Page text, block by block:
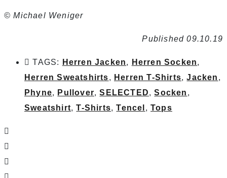
© Michael Weniger
Published 09.10.19
TAGS: Herren Jacken, Herren Socken,
Herren Sweatshirts, Herren T-Shirts,Jacken ,
Phyne, Pullover,SELECTED,Socken ,
Sweatshirt,T-Shirts,Tencel ,Tops